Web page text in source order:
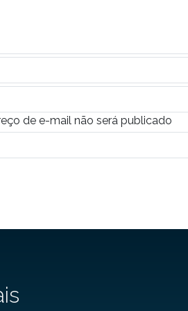
de e-mail não será publicado